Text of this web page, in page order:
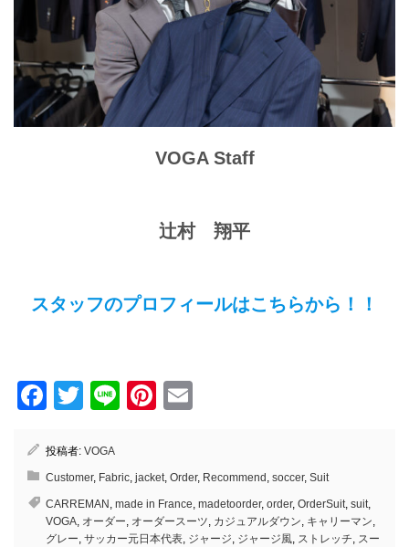
VOGA Staff
辻村 翔平
スタッフのプロフィールはこちらから！！
Facebook
Twitter
LinePinterest
投稿者: VOGA
Customer, Fabric, jacket, Order, Recommend , soccer, Suit
CARREMAN , made in France, madetoorder, order, OrderSuit, suit,
VOGA, オーダー, オーダースーツ, カジュアルダウン, キャリーマン,
グレー, サッカー元日本代表, ジャージ, ジャージ風, ストレッチ, スー